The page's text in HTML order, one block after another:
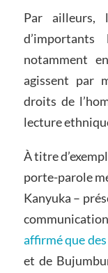
Par ailleurs,
notamment
agissent par
droits de
lecture
À titre
porte-parole
Kanyuka –
affirmé que
et de